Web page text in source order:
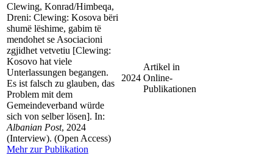
Clewing, Konrad/Himbeqa,
Dreni: Clewing: Kosova bëri
shumë lëshime, gabim të
mendohet se Asociacioni
zgjidhet vetvetiu [Clewing:
Kosovo hat viele
Unterlassungen begangen.
Es ist falsch zu glauben, das
Problem mit dem
Gemeindeverband würde
sich von selber lösen]. In:
Albanian Post, 2024
(Interview). (Open Access)
Mehr zur Publikation
2024
Artikel in
Online-
Publikationen